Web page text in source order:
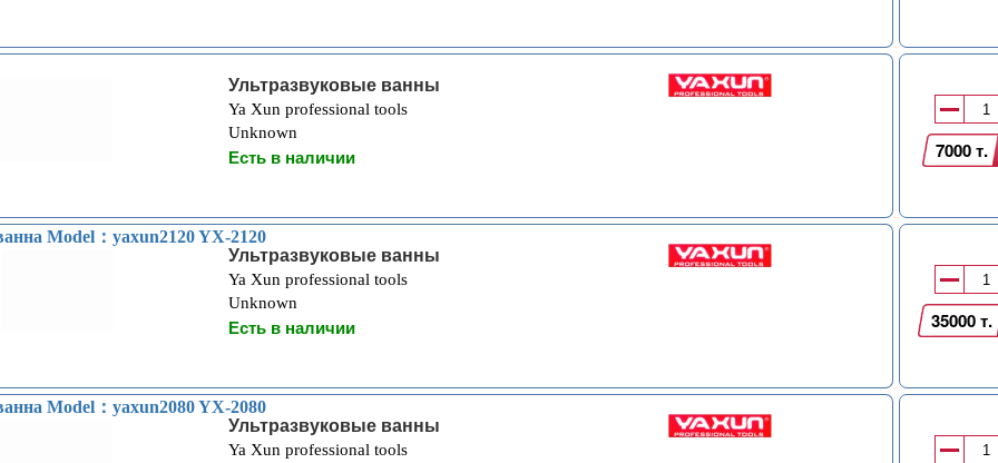
Ультразвуковые ванны
Ya Xun professional tools
Unknown
Есть в наличии 7000 т.
Model：yaxun2120 YX-2120
Ультразвуковые ванны
Ya Xun professional tools
Unknown
Есть в наличии 35000 т.
Model：yaxun2080 YX-2080
Ультразвуковые ванны
Ya Xun professional tools